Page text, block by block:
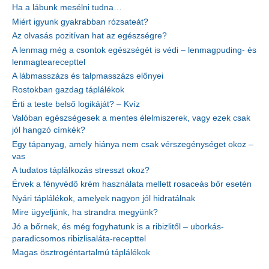
Ha a lábunk mesélni tudna…
Miért igyunk gyakrabban rózsateát?
Az olvasás pozitívan hat az egészségre?
A lenmag még a csontok egészségét is védi – lenmagpuding- és
lenmagtearecepttel
A lábmasszázs és talpmasszázs előnyei
Rostokban gazdag táplálékok
Érti a teste belső logikáját? – Kvíz
Valóban egészségesek a mentes élelmiszerek, vagy ezek csak
jól hangzó címkék?
Egy tápanyag, amely hiánya nem csak vérszegénységet okoz –
vas
A tudatos táplálkozás stresszt okoz?
Érvek a fényvédő krém használata mellett rosaceás bőr esetén
Nyári táplálékok, amelyek nagyon jól hidratálnak
Mire ügyeljünk, ha strandra megyünk?
Jó a bőrnek, és még fogyhatunk is a ribizlitől – uborkás-
paradicsomos ribizlisaláta-recepttel
Magas ösztrogéntartalmú táplálékok